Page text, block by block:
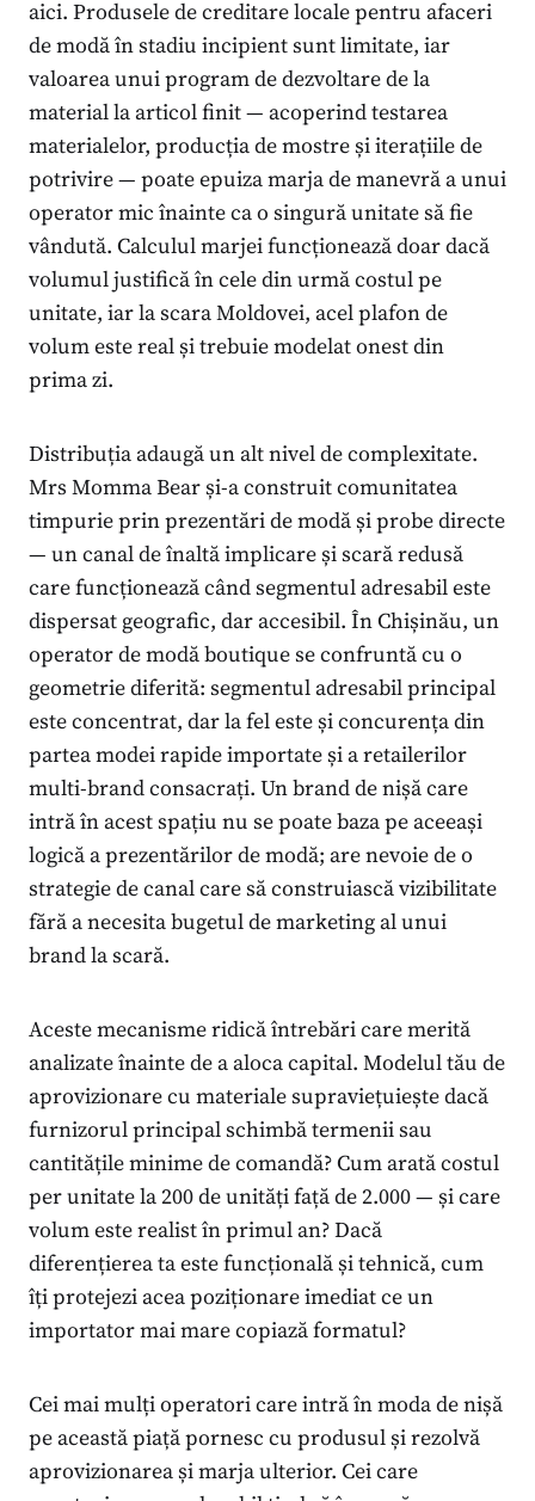
aici. Produsele de creditare locale pentru afaceri
de modă în stadiu incipient sunt limitate, iar
valoarea unui program de dezvoltare de la
material la articol finit — acoperind testarea
materialelor, producția de mostre și iterațiile de
potrivire — poate epuiza marja de manevră a unui
operator mic înainte ca o singură unitate să fie
vândută. Calculul marjei funcționează doar dacă
volumul justifică în cele din urmă costul pe
unitate, iar la scara Moldovei, acel plafon de
volum este real și trebuie modelat onest din
prima zi.
Distribuția adaugă un alt nivel de complexitate.
Mrs Momma Bear și-a construit comunitatea
timpurie prin prezentări de modă și probe directe
— un canal de înaltă implicare și scară redusă
care funcționează când segmentul adresabil este
dispersat geografic, dar accesibil. În Chișinău, un
operator de modă boutique se confruntă cu o
geometrie diferită: segmentul adresabil principal
este concentrat, dar la fel este și concurența din
partea modei rapide importate și a retailerilor
multi-brand consacrați. Un brand de nișă care
intră în acest spațiu nu se poate baza pe aceeași
logică a prezentărilor de modă; are nevoie de o
strategie de canal care să construiască vizibilitate
fără a necesita bugetul de marketing al unui
brand la scară.
Aceste mecanisme ridică întrebări care merită
analizate înainte de a aloca capital. Modelul tău de
aprovizionare cu materiale supraviețuiește dacă
furnizorul principal schimbă termenii sau
cantitățile minime de comandă? Cum arată costul
per unitate la 200 de unități față de 2.000 — și care
volum este realist în primul an? Dacă
diferențierea ta este funcțională și tehnică, cum
îți protejezi acea poziționare imediat ce un
importator mai mare copiază formatul?
Cei mai mulți operatori care intră în moda de nișă
pe această piață pornesc cu produsul și rezolvă
aprovizionarea și marja ulterior. Cei care